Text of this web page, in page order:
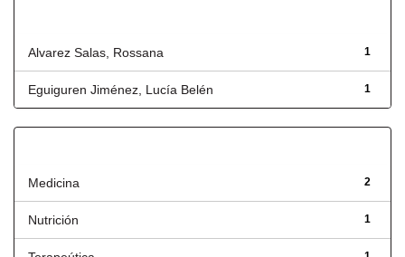
1
Alvarez Salas, Rossana
1
Eguiguren Jiménez, Lucía Belén
2
Medicina
1
Nutrición